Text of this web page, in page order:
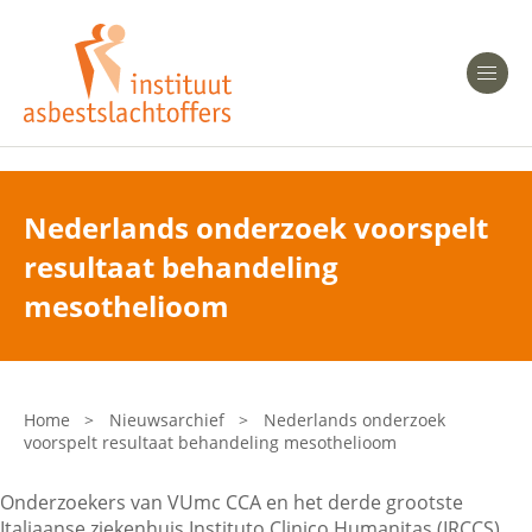
Heeft u Mesothelioom?
Heeft u Asbestose?
Bent u arts?
Bent u werkgever of verzekeraar?
Asbest en Gezondheid
Laatste nieuws
Onze organisatie
Nederlands onderzoek voorspelt
resultaat behandeling
mesothelioom
Home > Nieuwsarchief >
Nederlands onderzoek
voorspelt resultaat behandeling mesothelioom
Onderzoekers van VUmc CCA en het derde grootste